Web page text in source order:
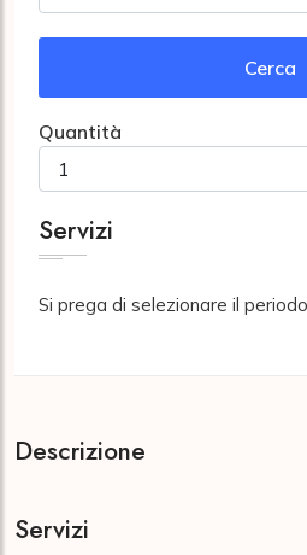
Cerca
Quantità
Servizi
Si prega di selezionare il periodo
Descrizione
Servizi